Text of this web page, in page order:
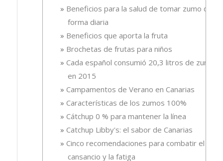
Beneficios para la salud de tomar zumo de
forma diaria
Beneficios que aporta la fruta
Brochetas de frutas para niños
Cada español consumió 20,3 litros de zumo
en 2015
Campamentos de Verano en Canarias
Características de los zumos 100%
Cátchup 0 % para mantener la línea
Catchup Libby's: el sabor de Canarias
Cinco recomendaciones para combatir el
cansancio y la fatiga